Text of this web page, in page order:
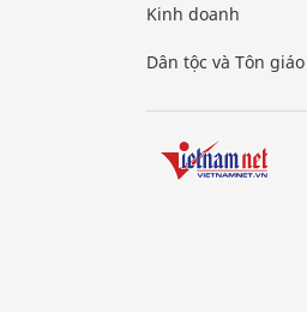
Kinh doanh
Dân tộc và Tôn giáo